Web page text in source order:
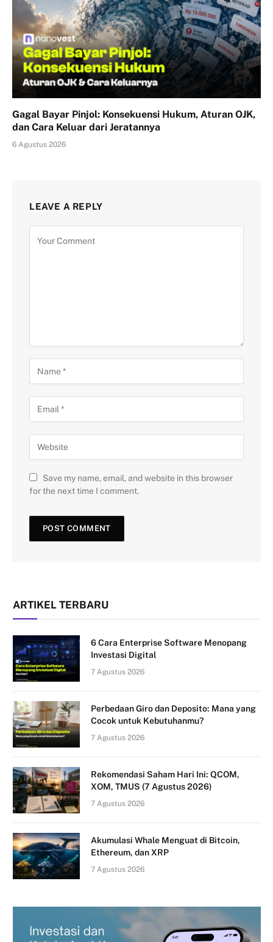
Gagal Bayar Pinjol: Konsekuensi Hukum, Aturan OJK,
dan Cara Keluar dari Jeratannya
6 Agustus 2026
LEAVE A REPLY
Save my name, email, and website in this browser
for the next time I comment.
ARTIKEL TERBARU
6 Cara Enterprise Software Menopang
Investasi Digital
7 Agustus 2026
Perbedaan Giro dan Deposito: Mana yang
Cocok untuk Kebutuhanmu?
7 Agustus 2026
Rekomendasi Saham Hari Ini: QCOM,
XOM, TMUS (7 Agustus 2026)
7 Agustus 2026
Akumulasi Whale Menguat di Bitcoin,
Ethereum, dan XRP
7 Agustus 2026